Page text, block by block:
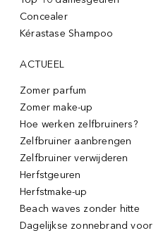
Concealer
Kérastase Shampoo
ACTUEEL
Zomer parfum
Zomer make-up
Hoe werken zelfbruiners?
Zelfbruiner aanbrengen
Zelfbruiner verwijderen
Herfstgeuren
Herfstmake-up
Beach waves zonder hitte
Dagelijkse zonnebrand voor